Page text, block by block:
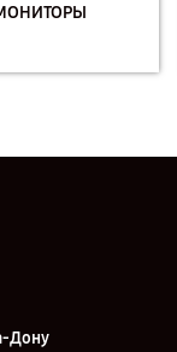
Дону